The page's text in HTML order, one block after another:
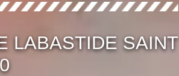
LABASTIDE SAINT